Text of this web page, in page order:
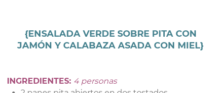
{ENSALADA VERDE SOBRE PITA CON
JAMÓN Y CALABAZA ASADA CON MIEL}
INGREDIENTES: 4 personas